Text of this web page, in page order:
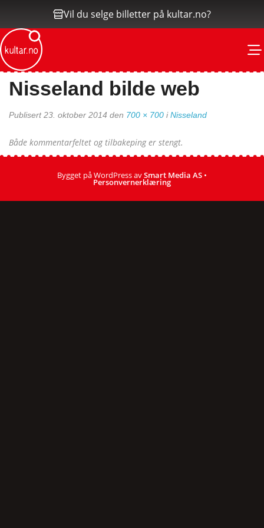
Vil du selge billetter på kultar.no?
Nisseland bilde web
Publisert23. oktober 2014 den 700 × 700 iNisseland
Både kommentarfeltet og tilbakeping er stengt.
Bygget på WordPress avSmart Media AS •
Personvernerklæring